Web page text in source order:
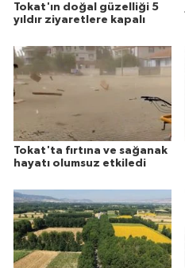
Tokat'ın doğal güzelliği 5
yıldır ziyaretlere kapalı
Tokat'ta fırtına ve sağanak
hayatı olumsuz etkiledi